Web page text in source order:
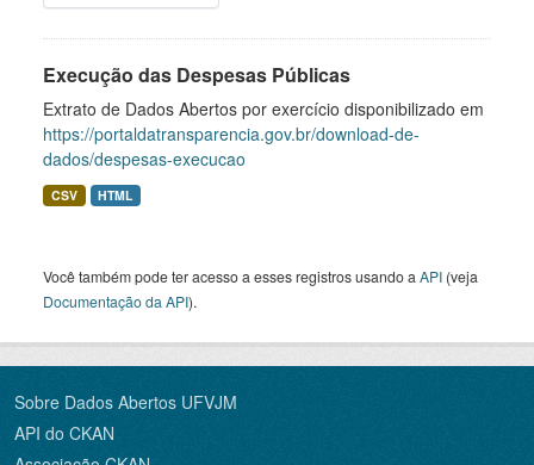
Execução das Despesas Públicas
Extrato de Dados Abertos por exercício disponibilizado em
https://portaldatransparencia.gov.br/download-de-
dados/despesas-execucao
CSV HTML
Você também pode ter acesso a esses registros usando a API (veja
Documentação da API).
Sobre Dados Abertos UFVJM
API do CKAN